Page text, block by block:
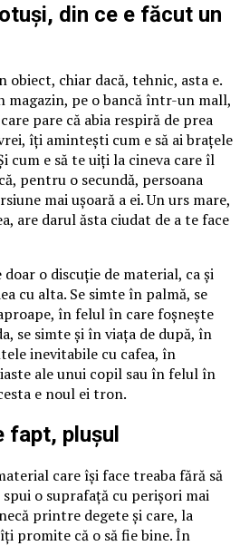
din ce e făcut un
obiect, chiar dacă, tehnic, asta e.
pe o bancă într-un mall,
pare că abia respiră de prea
îți amintești cum e să ai brațele
cum e să te uiți la cineva care îl
pentru o secundă, persoana
mai ușoară a ei. Un urs mare,
are darul ăsta ciudat de a te face
o discuție de material, ca și
cu alta. Se simte în palmă, se
în felul în care foșnește
se simte și în viața de după, în
inevitabile cu cafea, în
ale unui copil sau în felul în
e noul ei tron.
fapt, plușul
care își face treaba fără să
spui o suprafață cu perișori mai
printre degete și care, la
promite că o să fie bine. În